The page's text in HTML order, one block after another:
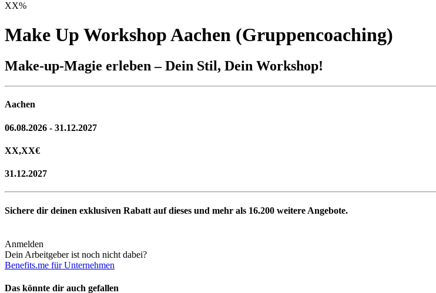
XX%
Make Up Workshop Aachen (Gruppencoaching)
Make-up-Magie erleben – Dein Stil, Dein Workshop!
Aachen
06.08.2026 - 31.12.2027
XX,XX€
31.12.2027
Sichere dir deinen exklusiven Rabatt auf dieses und mehr als 16.200 weitere Angebote.
Anmelden
Dein Arbeitgeber ist noch nicht dabei?
Benefits.me für Unternehmen
Das könnte dir auch gefallen